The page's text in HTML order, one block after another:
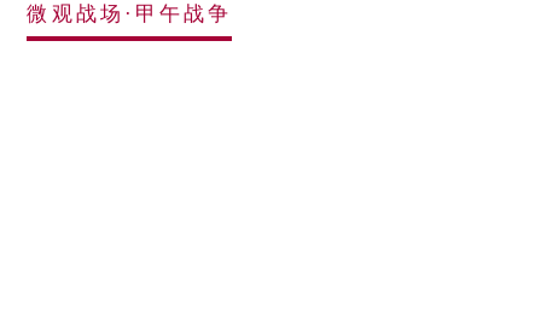
微观战场·甲午战争